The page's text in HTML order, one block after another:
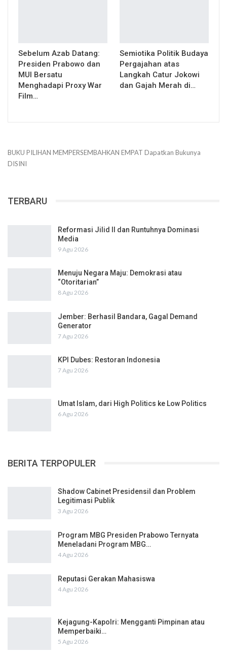
Sebelum Azab Datang:
Presiden Prabowo dan
MUI Bersatu
Menghadapi Proxy War
Film…
Semiotika Politik Budaya
Pergajahan atas
Langkah Catur Jokowi
dan Gajah Merah di…
BUKU PILIHAN MEMPERSEMBAHKAN EMPAT Dapatkan Bukunya
DISINI
TERBARU
Reformasi Jilid II dan Runtuhnya Dominasi
Media
9 Agu 2026
Menuju Negara Maju: Demokrasi atau
“Otoritarian”
8 Agu 2026
Jember: Berhasil Bandara, Gagal Demand
Generator
7 Agu 2026
KPI Dubes: Restoran Indonesia
7 Agu 2026
Umat Islam, dari High Politics ke Low Politics
6 Agu 2026
BERITA TERPOPULER
Shadow Cabinet Presidensil dan Problem
Legitimasi Publik
3 Agu 2026
Program MBG Presiden Prabowo Ternyata
Meneladani Program MBG…
4 Agu 2026
Reputasi Gerakan Mahasiswa
4 Agu 2026
Kejagung-Kapolri: Mengganti Pimpinan atau
Memperbaiki…
5 Agu 2026